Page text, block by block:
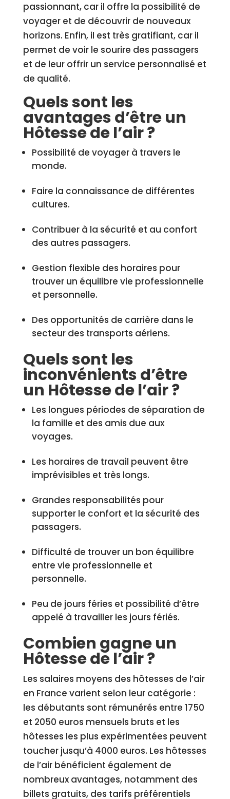
passionnant, car il offre la possibilité de
voyager et de découvrir de nouveaux
horizons. Enfin, il est très gratifiant, car il
permet de voir le sourire des passagers
et de leur offrir un service personnalisé et
de qualité.
Quels sont les
avantages d’être un
Hôtesse de l’air ?
Possibilité de voyager à travers le
monde.
Faire la connaissance de différentes
cultures.
Contribuer à la sécurité et au confort
des autres passagers.
Gestion flexible des horaires pour
trouver un équilibre vie professionnelle
et personnelle.
Des opportunités de carrière dans le
secteur des transports aériens.
Quels sont les
inconvénients d’être
un Hôtesse de l’air ?
Les longues périodes de séparation de
la famille et des amis due aux
voyages.
Les horaires de travail peuvent être
imprévisibles et très longs.
Grandes responsabilités pour
supporter le confort et la sécurité des
passagers.
Difficulté de trouver un bon équilibre
entre vie professionnelle et
personnelle.
Peu de jours féries et possibilité d’être
appelé à travailler les jours fériés.
Combien gagne un
Hôtesse de l’air ?
Les salaires moyens des hôtesses de l’air
en France varient selon leur catégorie :
les débutants sont rémunérés entre 1750
et 2050 euros mensuels bruts et les
hôtesses les plus expérimentées peuvent
toucher jusqu’à 4000 euros. Les hôtesses
de l’air bénéficient également de
nombreux avantages, notamment des
billets gratuits, des tarifs préférentiels